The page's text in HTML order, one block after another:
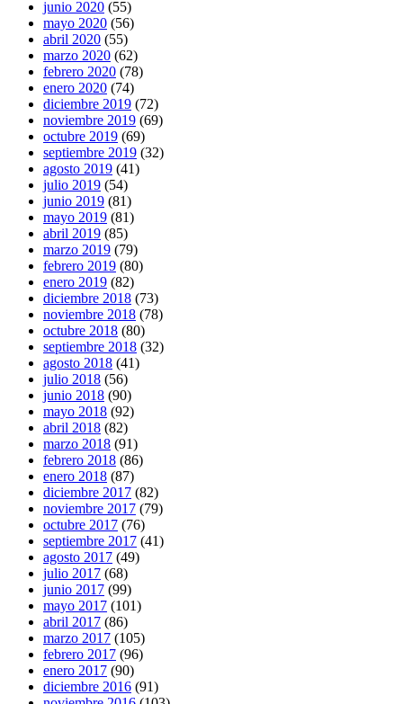
junio 2020 (55)
mayo 2020 (56)
abril 2020 (55)
marzo 2020 (62)
febrero 2020 (78)
enero 2020 (74)
diciembre 2019 (72)
noviembre 2019 (69)
octubre 2019 (69)
septiembre 2019 (32)
agosto 2019 (41)
julio 2019 (54)
junio 2019 (81)
mayo 2019 (81)
abril 2019 (85)
marzo 2019 (79)
febrero 2019 (80)
enero 2019 (82)
diciembre 2018 (73)
noviembre 2018 (78)
octubre 2018 (80)
septiembre 2018 (32)
agosto 2018 (41)
julio 2018 (56)
junio 2018 (90)
mayo 2018 (92)
abril 2018 (82)
marzo 2018 (91)
febrero 2018 (86)
enero 2018 (87)
diciembre 2017 (82)
noviembre 2017 (79)
octubre 2017 (76)
septiembre 2017 (41)
agosto 2017 (49)
julio 2017 (68)
junio 2017 (99)
mayo 2017 (101)
abril 2017 (86)
marzo 2017 (105)
febrero 2017 (96)
enero 2017 (90)
diciembre 2016 (91)